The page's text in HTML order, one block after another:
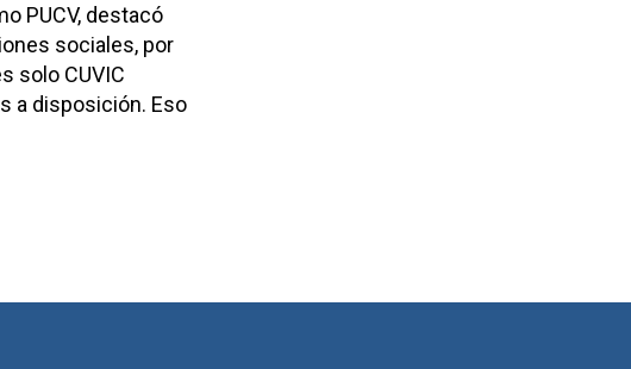
PUCV, destacó
sociales, por
solo CUVIC
a disposición. Eso